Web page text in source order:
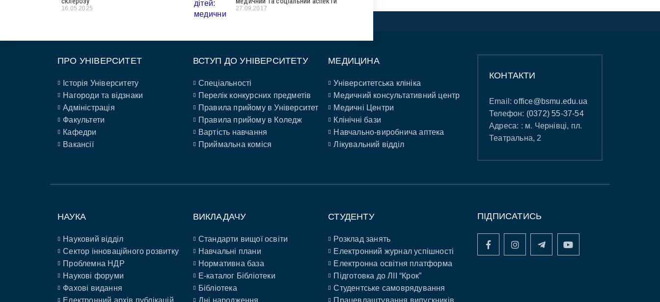
16.05.2025 27.09.2017
ПРО УНІВЕРСИТЕТ
Історія Університету
Нагороди та відзнаки
Адміністрація
Факультети
Кафедри
Вакансії
ВСТУП ДО УНІВЕРСИТЕТУ
Спеціальності
Перелік конкурсних предметів
Правила прийому в Університет
Правила прийому в Коледж
Вартість навчання
Приймальна коміся
МЕДИЦИНА
Університетська клініка
Медичний консультативний центр
Медичні Центри
Клінічні бази
Навчально-виробнича аптека
Лікувальний відділ
КОНТАКТИ
Email:office@bsmu.edu.ua
Телефон: (0372) 55-37-54
Адреса: : м. Чернівці, пл.
Театральна, 2
НАУКА
Науковий відділ
Сектор інноваційного розвитку
Проблемна НДР
Наукові форуми
Фахові видання
Електронний архів публікацій
ВИКЛАДАЧУ
Стандарти вищої освіти
Навчальні плани
Нормативна база
E-каталог Бібліотеки
Бібліотека
Дні народження
СТУДЕНТУ
Розклад занять
Електронний журнал успішності
Електронна освітня платформа
Підготовка до ЛІІ “Крок”
Студентське самоврядування
Працевлаштування випускників
ПІДПИСАТИСЬ